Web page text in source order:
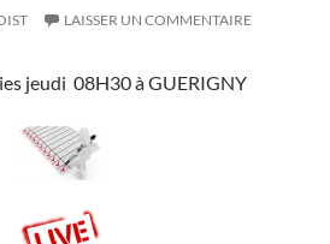
LAISSER UN COMMENTAIRE
jeudi 08H30 à GUERIGNY